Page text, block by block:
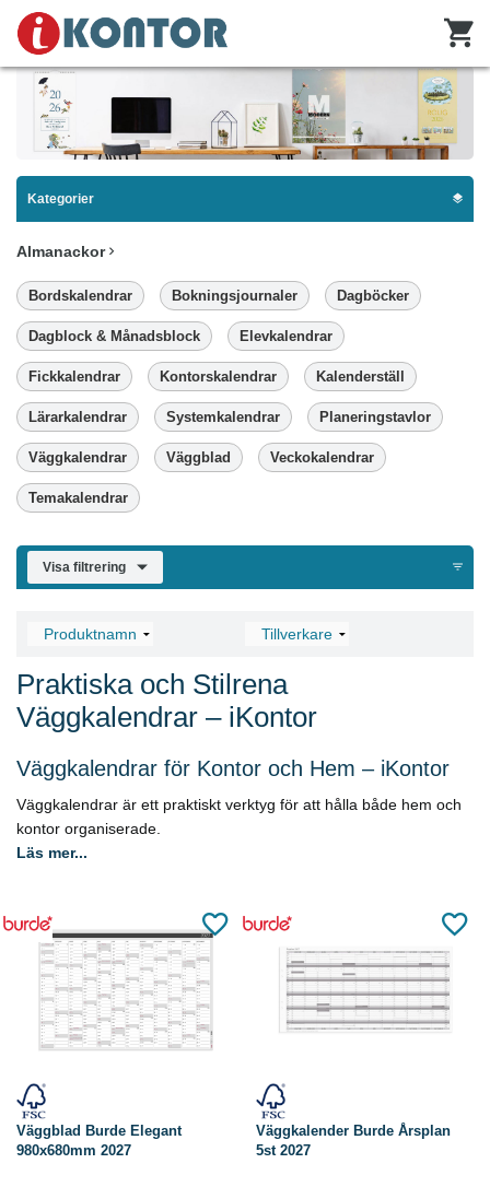
Kategorier
Almanackor
Bordskalendrar Bokningsjournaler Dagböcker
Dagblock & Månadsblock Elevkalendrar
Fickkalendrar Kontorskalendrar Kalenderställ
Lärarkalendrar Systemkalendrar Planeringstavlor
Väggkalendrar Väggblad Veckokalendrar
Temakalendrar
Visa filtrering
Praktiska och Stilrena
Väggkalendrar – iKontor
Väggkalendrar för Kontor och Hem – iKontor
Väggkalendrar är ett praktiskt verktyg för att hålla både hem och
kontor organiserade.
Läs mer...
Väggblad Burde Elegant
980x680mm 2027
Väggkalender Burde Årsplan
5st 2027